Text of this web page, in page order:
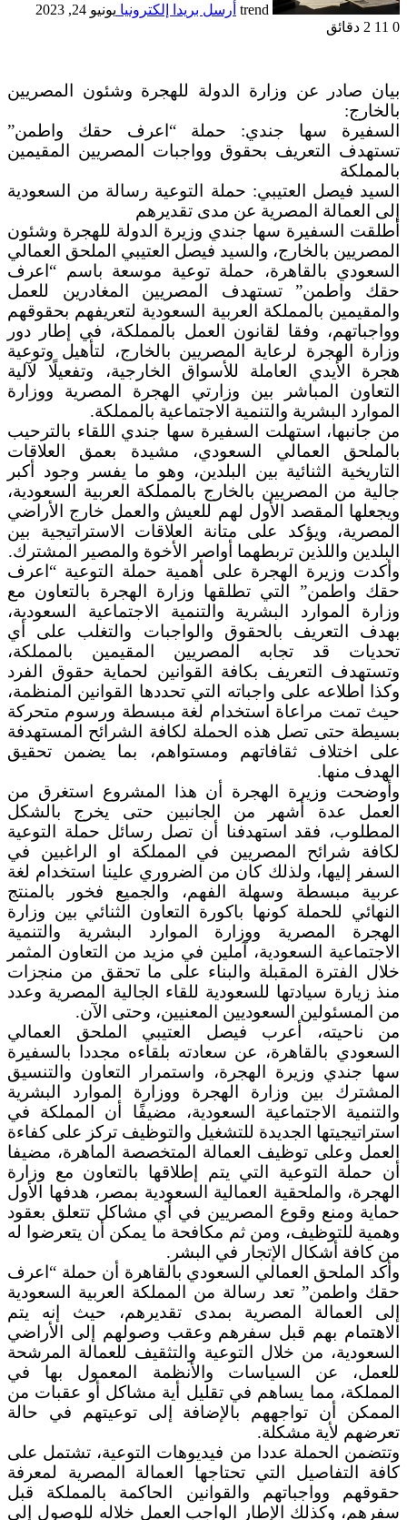
trend أرسل بريدا إلكترونيا يونيو 24, 2023
0
2 دقائق
بيان صادر عن وزارة الدولة للهجرة وشئون المصريين
بالخارج:
السفيرة سها جندي: حملة “اعرف حقك واطمن”
تستهدف التعريف بحقوق وواجبات المصريين المقيمين
بالمملكة
السيد فيصل العتيبي: حملة التوعية رسالة من السعودية
إلى العمالة المصرية عن مدى تقديرهم
أطلقت السفيرة سها جندي وزيرة الدولة للهجرة وشئون
المصريين بالخارج، والسيد فيصل العتيبي الملحق العمالي
السعودي بالقاهرة، حملة توعية موسعة باسم “اعرف
حقك واطمن” تستهدف المصريين المغادرين للعمل
والمقيمين بالمملكة العربية السعودية لتعريفهم بحقوقهم
وواجباتهم، وفقا لقانون العمل بالمملكة، في إطار دور
وزارة الهجرة لرعاية المصريين بالخارج، لتأهيل وتوعية
هجرة الأيدي العاملة للأسواق الخارجية، وتفعيلًا لآلية
التعاون المباشر بين وزارتي الهجرة المصرية ووزارة
الموارد البشرية والتنمية الاجتماعية بالمملكة.
من جانبها، استهلت السفيرة سها جندي اللقاء بالترحيب
بالملحق العمالي السعودي، مشيدة بعمق العلاقات
التاريخية الثنائية بين البلدين، وهو ما يفسر وجود أكبر
جالية من المصريين بالخارج بالمملكة العربية السعودية،
ويجعلها المقصد الأول لهم للعيش والعمل خارج الأراضي
المصرية، ويؤكد على متانة العلاقات الاستراتيجية بين
البلدين واللذين تربطهما أواصر الأخوة والمصير المشترك.
وأكدت وزيرة الهجرة على أهمية حملة التوعية “اعرف
حقك واطمن” التي تطلقها وزارة الهجرة بالتعاون مع
وزارة الموارد البشرية والتنمية الاجتماعية السعودية،
بهدف التعريف بالحقوق والواجبات والتغلب على أي
تحديات قد تجابه المصريين المقيمين بالمملكة،
وتستهدف التعريف بكافة القوانين لحماية حقوق الفرد
وكذا اطلاعه على واجباته التي تحددها القوانين المنظمة،
حيث تمت مراعاة استخدام لغة مبسطة ورسوم متحركة
بسيطة حتى تصل هذه الحملة لكافة الشرائح المستهدفة
على اختلاف ثقافاتهم ومستواهم، بما يضمن تحقيق
الهدف منها.
وأوضحت وزيرة الهجرة أن هذا المشروع استغرق من
العمل عدة أشهر من الجانبين حتى يخرج بالشكل
المطلوب، فقد استهدفنا أن تصل رسائل حملة التوعية
لكافة شرائح المصريين في المملكة او الراغبين في
السفر إليها، ولذلك كان من الضروري علينا استخدام لغة
عربية مبسطة وسهلة الفهم، والجميع فخور بالمنتج
النهائي للحملة كونها باكورة التعاون الثنائي بين وزارة
الهجرة المصرية ووزارة الموارد البشرية والتنمية
الاجتماعية السعودية، آملين في مزيد من التعاون المثمر
خلال الفترة المقبلة والبناء على ما تحقق من منجزات
منذ زيارة سيادتها للسعودية للقاء الجالية المصرية وعدد
من المسئولين السعوديين المعنيين، وحتى الآن.
من ناحيته، أعرب فيصل العتيبي الملحق العمالي
السعودي بالقاهرة، عن سعادته بلقاءه مجددا بالسفيرة
سها جندي وزيرة الهجرة، واستمرار التعاون والتنسيق
المشترك بين وزارة الهجرة ووزارة الموارد البشرية
والتنمية الاجتماعية السعودية، مضيفًا أن المملكة في
استراتيجيتها الجديدة للتشغيل والتوظيف تركز على كفاءة
العمل وعلى توظيف العمالة المتخصصة الماهرة، مضيفا
أن حملة التوعية التي يتم إطلاقها بالتعاون مع وزارة
الهجرة، والملحقية العمالية السعودية بمصر، هدفها الأول
حماية ومنع وقوع المصريين في أي مشاكل تتعلق بعقود
وهمية للتوظيف، ومن ثم مكافحة ما يمكن أن يتعرضوا له
من كافة أشكال الإتجار في البشر.
وأكد الملحق العمالي السعودي بالقاهرة أن حملة “اعرف
حقك واطمن” تعد رسالة من المملكة العربية السعودية
إلى العمالة المصرية بمدى تقديرهم، حيث إنه يتم
الاهتمام بهم قبل سفرهم وعقب وصولهم إلى الأراضي
السعودية، من خلال التوعية والتثقيف للعمالة المرشحة
للعمل، عن السياسات والأنظمة المعمول بها في
المملكة، مما يساهم في تقليل أية مشاكل أو عقبات من
الممكن أن تواجههم بالإضافة إلى توعيتهم في حالة
تعرضهم لأية مشكلة.
وتتضمن الحملة عددا من فيديوهات التوعية، تشتمل على
كافة التفاصيل التي تحتاجها العمالة المصرية لمعرفة
حقوقهم وواجباتهم والقوانين الحاكمة بالمملكة قبل
سفرهم، وكذلك الإطار الواجب العمل خلاله للوصول إلى